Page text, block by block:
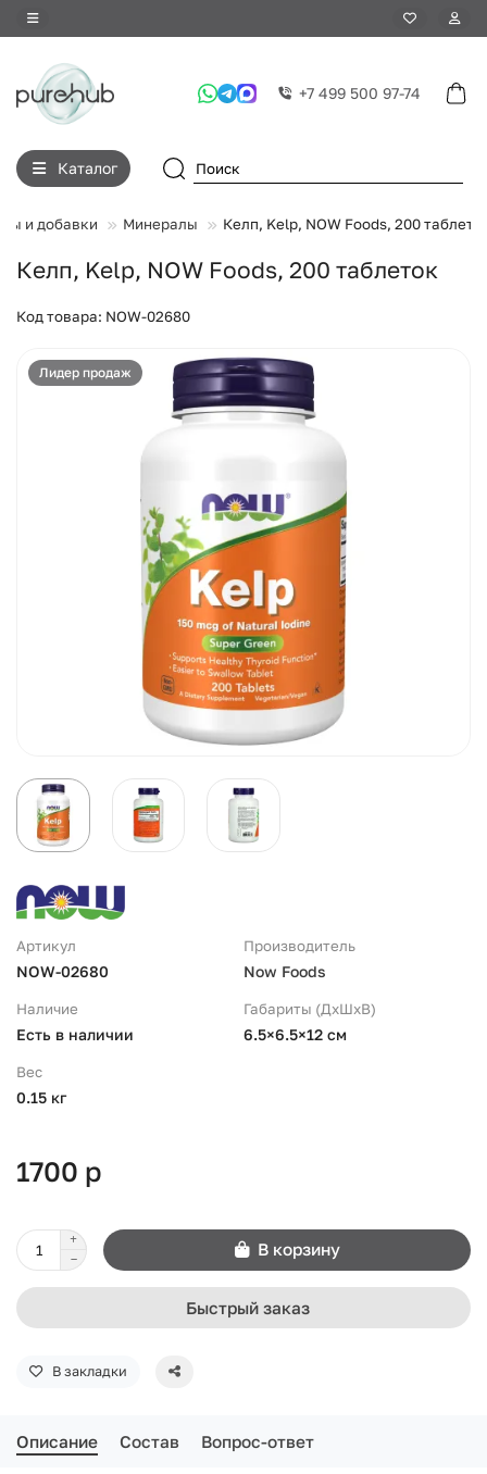
+7 499 500 97-74
Каталог
и добавки Минералы Келп, Kelp, NOW Foods, 200
Келп, Kelp, NOW Foods, 200 таблеток
Код товара: NOW-02680
Лидер продаж
Артикул
NOW-02680
Производитель
Now Foods
Наличие
Есть в наличии
Габариты (ДхШхВ)
6.5×6.5×12 см
Вес
0.15 кг
1700 р
В корзину
Быстрый заказ
В закладки
Описание Состав Вопрос-ответ